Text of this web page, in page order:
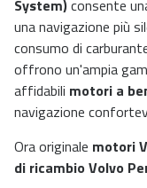
System)consente
una navigazione più
consumo di
offrono un'ampia
affidabili motori a
navigazione
Ora originale motori
di ricambio Volvo